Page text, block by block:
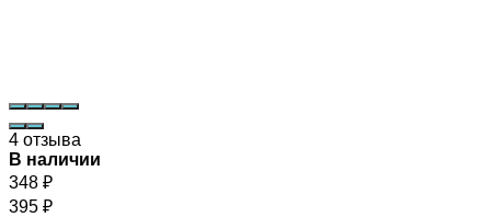
4 отзыва
В наличии
348 ₽
395 ₽